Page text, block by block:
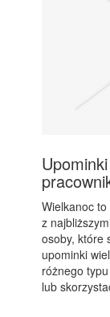
Wielkanoc
z
osoby, które
upominki
różnego
lub